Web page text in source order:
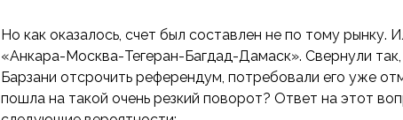
Но как оказалось, счет был составлен не по тому рынку.
«Анкара-Москва-Тегеран-Багдад-Дамаск». Свернули
Барзани отсрочить референдум, потребовали его уже
пошла на такой очень резкий поворот? Ответ на этот